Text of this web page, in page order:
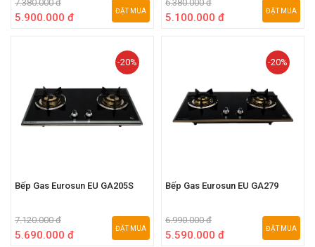
7.380.000 đ
5.900.000 đ
ĐẶT MUA
6.380.000 đ
5.100.000 đ
ĐẶT MUA
-20%
Bếp Gas Eurosun EU GA205S
7.120.000 đ
5.690.000 đ
ĐẶT MUA
-20%
Bếp Gas Eurosun EU GA279
6.990.000 đ
5.590.000 đ
ĐẶT MUA